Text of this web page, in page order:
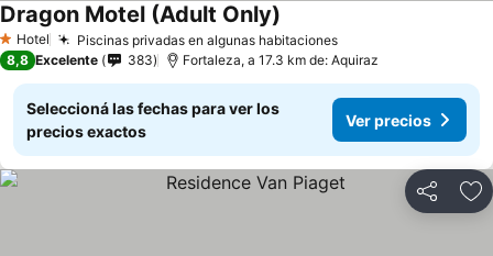
1 Estrellas
Hotel Piscinas privadas en algunas habitacionesVer precios
Dragon Motel (Adult Only)
8,8 Excelente 383 Fortaleza, a 17.3 km de: Aquiraz
Seleccioná las fechas para ver los
precios exactos
Ver precios
Compartir